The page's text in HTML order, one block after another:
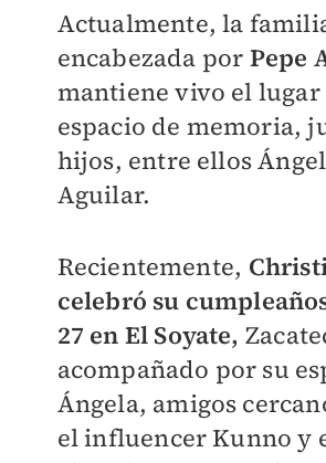
Actualmente, la
encabezada por Pepe
mantiene vivo el lugar
espacio de memoria,
hijos, entre ellos
Aguilar.
Recientemente,
celebró su
27 en El Soyate,
acompañado por su
Ángela, amigos
el influencer Kunno y